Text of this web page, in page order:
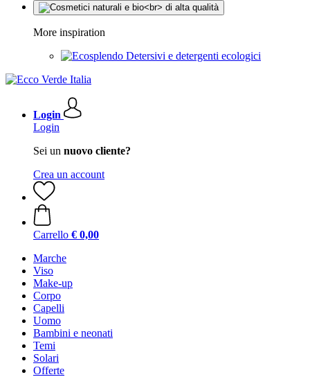
More inspiration
Detersivi e detergenti ecologici
Login
Login
Sei un nuovo cliente?
Crea un account
Carrello € 0,00
Marche
Viso
Make-up
Corpo
Capelli
Uomo
Bambini e neonati
Temi
Solari
Offerte